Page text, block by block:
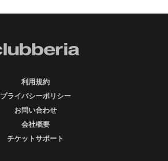
利用規約
プライバシーポリシー
お問い合わせ
会社概要
チケットサポート